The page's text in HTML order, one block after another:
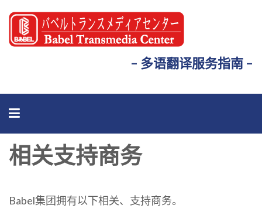
– 多语翻译服务指南 –
相关支持商务
Babel集团拥有以下相关、支持商务。